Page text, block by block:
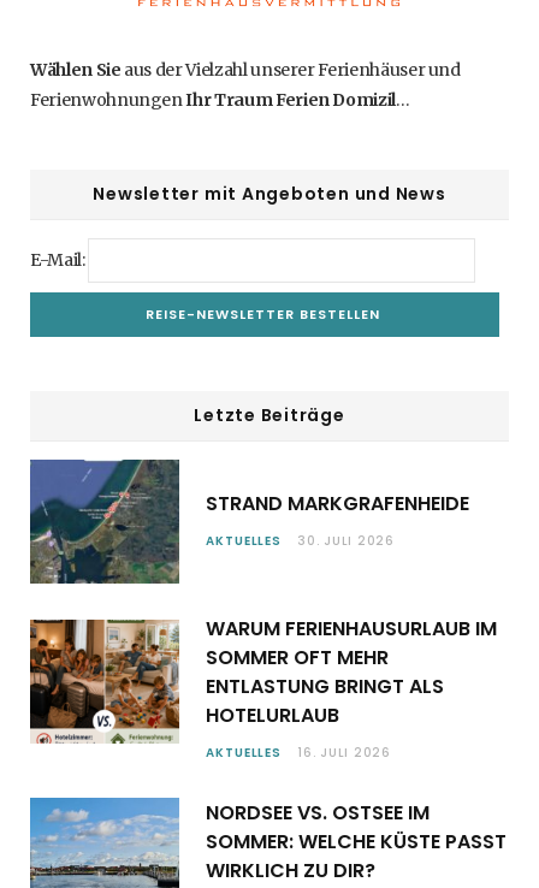
Wählen Sie aus der Vielzahl unserer Ferienhäuser und
FerienwohnungenIhr Traum Ferien Domizil…
Newsletter mit Angeboten und News
E-Mail:
Letzte Beiträge
STRAND MARKGRAFENHEIDE
AKTUELLES 30. JULI 2026
WARUM FERIENHAUSURLAUB IM
SOMMER OFT MEHR
ENTLASTUNG BRINGT ALS
HOTELURLAUB
AKTUELLES 16. JULI 2026
NORDSEE VS. OSTSEE IM
SOMMER: WELCHE KÜSTE PASST
WIRKLICH ZU DIR?